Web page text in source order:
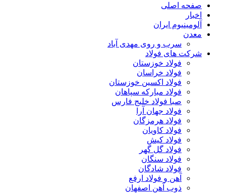
صفحه اصلی
اخبار
آلومینیوم ایران
معدن
سرب و روی مهدی آباد
شرکت های فولاد
فولاد خوزستان
فولاد خراسان
فولاد اکسین خوزستان
فولاد مبارکه سپاهان
صبا فولاد خلیج فارس
فولاد جهان آرا
فولاد هرمزگان
فولاد کاویان
فولاد کیش
فولاد گل گهر
فولاد سنگان
فولاد شادگان
آهن و فولاد ارفع
ذوب آهن اصفهان